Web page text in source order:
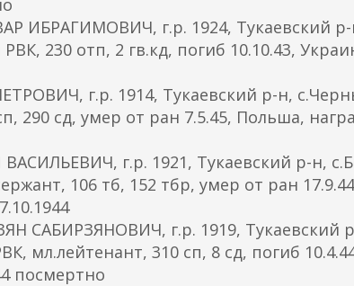
ИБРАГИМОВИЧ, г.р. 1924, Тукаевский р-
230 отп, 2 гв.кд, погиб 10.10.43,
г.р. 1914, Тукаевский р-н,
290 сд, умер от ран 7.5.45, Польша,
г.р. 1921, Тукаевский р-н,
106 тб, 152 тбр, умер от ран
САБИРЗЯНОВИЧ, г.р. 1919, Тукаевский
мл.лейтенант, 310 сп, 8 сд, погиб
посмертно